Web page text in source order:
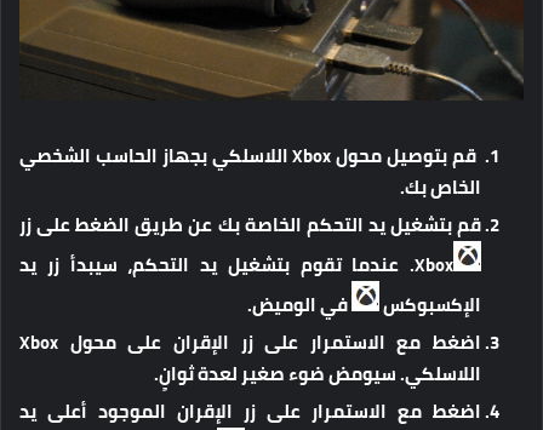
قم بتوصيل محول Xbox اللاسلكي بجهاز الحاسب الشخصي
الخاص بك.
قم بتشغيل يد التحكم الخاصة بك عن طريق الضغط على زر
Xbox. عندما تقوم بتشغيل يد التحكم، سيبدأ زر يد
الإكسبوكس
في الوميض.
اضغط مع الاستمرار على زر الإقران على محول Xbox
اللاسلكي. سيومض ضوء صغير لعدة ثوانٍ.
اضغط مع الاستمرار على زر الإقران الموجود أعلى يد